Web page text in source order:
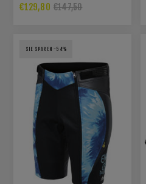
€129,80 €147,50
SIE SPAREN -54%